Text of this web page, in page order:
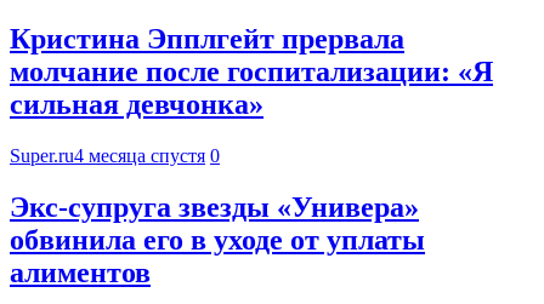
Кристина Эпплгейт прервала
молчание после госпитализации: «Я
сильная девчонка»
Super.ru4 месяца спустя 0
Экс-супруга звезды «Универа»
обвинила его в уходе от уплаты
алиментов